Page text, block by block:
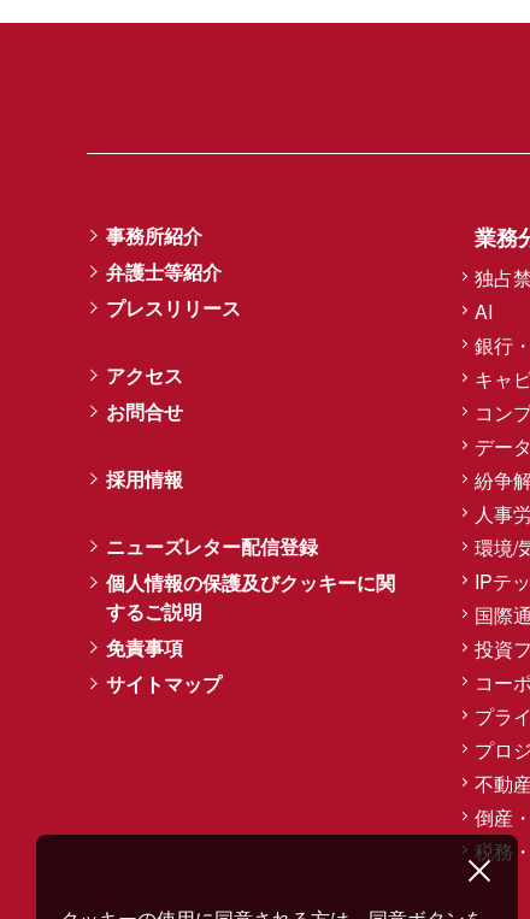
事務所紹介
弁護士等紹介
プレスリリース
アクセス
お問合せ
採用情報
ニューズレター配信登録
個人情報の保護及びクッキーに関
するご説明
免責事項
サイトマップ
業務
独占
AI
銀行
キャ
コン
デー
紛争
人事
環境/
IPテ
国際
投資
コー
プラ
プロ
不動
倒産
税務